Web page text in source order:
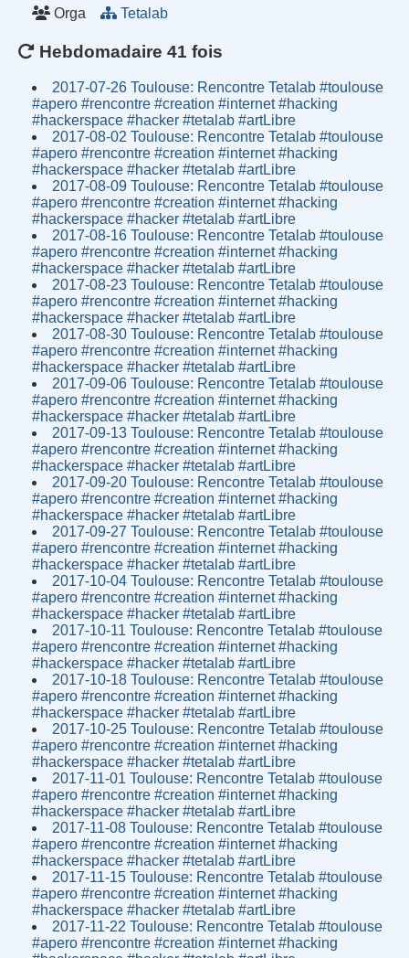
Orga
Tetalab
Hebdomadaire 41 fois
2017-07-26 Toulouse: Rencontre Tetalab #toulouse
#apero #rencontre #creation #internet #hacking
#hackerspace #hacker #tetalab #artLibre
2017-08-02 Toulouse: Rencontre Tetalab #toulouse
#apero #rencontre #creation #internet #hacking
#hackerspace #hacker #tetalab #artLibre
2017-08-09 Toulouse: Rencontre Tetalab #toulouse
#apero #rencontre #creation #internet #hacking
#hackerspace #hacker #tetalab #artLibre
2017-08-16 Toulouse: Rencontre Tetalab #toulouse
#apero #rencontre #creation #internet #hacking
#hackerspace #hacker #tetalab #artLibre
2017-08-23 Toulouse: Rencontre Tetalab #toulouse
#apero #rencontre #creation #internet #hacking
#hackerspace #hacker #tetalab #artLibre
2017-08-30 Toulouse: Rencontre Tetalab #toulouse
#apero #rencontre #creation #internet #hacking
#hackerspace #hacker #tetalab #artLibre
2017-09-06 Toulouse: Rencontre Tetalab #toulouse
#apero #rencontre #creation #internet #hacking
#hackerspace #hacker #tetalab #artLibre
2017-09-13 Toulouse: Rencontre Tetalab #toulouse
#apero #rencontre #creation #internet #hacking
#hackerspace #hacker #tetalab #artLibre
2017-09-20 Toulouse: Rencontre Tetalab #toulouse
#apero #rencontre #creation #internet #hacking
#hackerspace #hacker #tetalab #artLibre
2017-09-27 Toulouse: Rencontre Tetalab #toulouse
#apero #rencontre #creation #internet #hacking
#hackerspace #hacker #tetalab #artLibre
2017-10-04 Toulouse: Rencontre Tetalab #toulouse
#apero #rencontre #creation #internet #hacking
#hackerspace #hacker #tetalab #artLibre
2017-10-11 Toulouse: Rencontre Tetalab #toulouse
#apero #rencontre #creation #internet #hacking
#hackerspace #hacker #tetalab #artLibre
2017-10-18 Toulouse: Rencontre Tetalab #toulouse
#apero #rencontre #creation #internet #hacking
#hackerspace #hacker #tetalab #artLibre
2017-10-25 Toulouse: Rencontre Tetalab #toulouse
#apero #rencontre #creation #internet #hacking
#hackerspace #hacker #tetalab #artLibre
2017-11-01 Toulouse: Rencontre Tetalab #toulouse
#apero #rencontre #creation #internet #hacking
#hackerspace #hacker #tetalab #artLibre
2017-11-08 Toulouse: Rencontre Tetalab #toulouse
#apero #rencontre #creation #internet #hacking
#hackerspace #hacker #tetalab #artLibre
2017-11-15 Toulouse: Rencontre Tetalab #toulouse
#apero #rencontre #creation #internet #hacking
#hackerspace #hacker #tetalab #artLibre
2017-11-22 Toulouse: Rencontre Tetalab #toulouse
#apero #rencontre #creation #internet #hacking